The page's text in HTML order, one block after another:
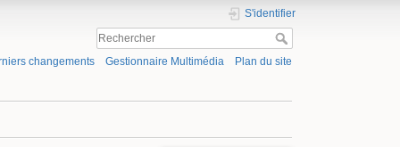
S'identifier
changements Gestionnaire Multimédia Plan du site